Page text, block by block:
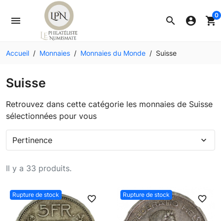
search
menu account_circle shopping_cart0
Accueil Monnaies Monnaies du Monde Suisse
Suisse
Retrouvez dans cette catégorie les monnaies de Suisse
sélectionnées pour vous
Il y a 33 produits.
Pertinence expand_more
Rupture de stock favorite_border Rupture de stock favorite_border